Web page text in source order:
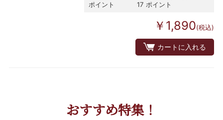
ポイント
17 ポイント
￥1,890(税込)
カートに入れる
おすすめ特集！